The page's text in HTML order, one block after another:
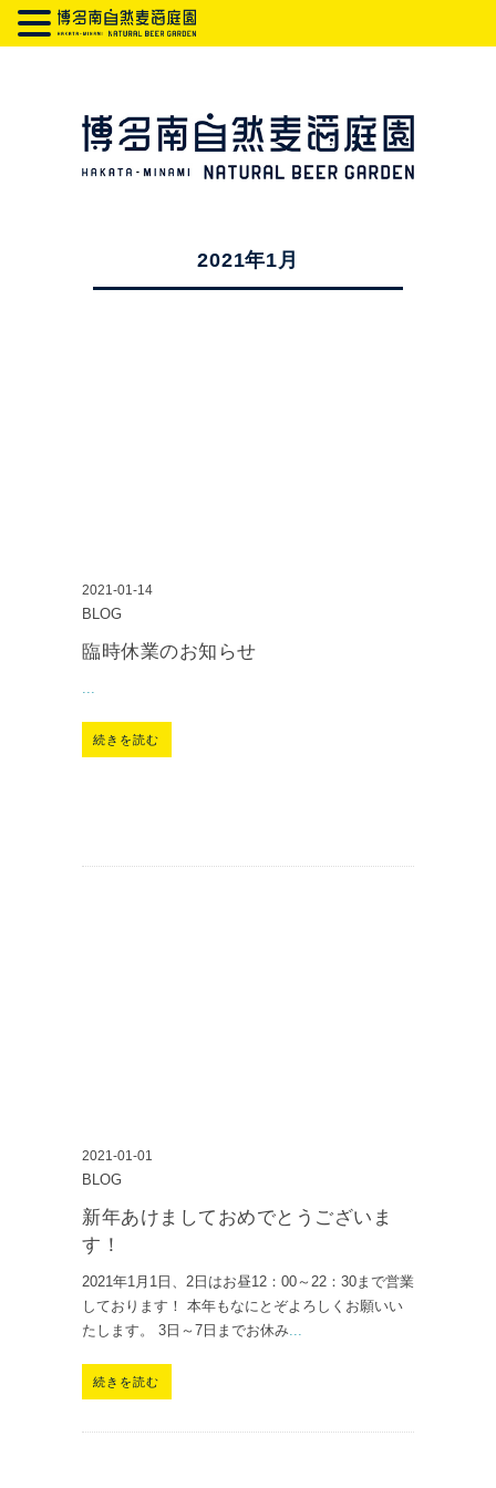
2021年1月
2021-01-14
BLOG
臨時休業のお知らせ
...
続きを読む
2021-01-01
BLOG
新年あけましておめでとうございま
す！
2021年1月1日、2日はお昼12：00～22：30まで営業
しております！ 本年もなにとぞよろしくお願いい
たします。 3日～7日までお休み...
続きを読む